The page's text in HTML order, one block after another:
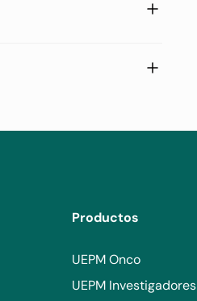
Productos
UEPM Onco
UEPM Investigadores